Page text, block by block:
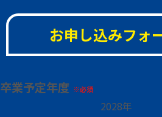
お申し込みフォ
卒業予定年度 ※必須
2028年